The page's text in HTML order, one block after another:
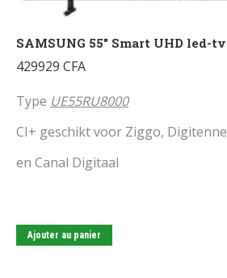
SAMSUNG 55″ Smart UHD led-tv
429929 CFA
Type UE55RU8000
CI+ geschikt voor Ziggo, Digitenne
en Canal Digitaal
Ajouter au panier